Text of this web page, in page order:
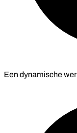
Een dynamische